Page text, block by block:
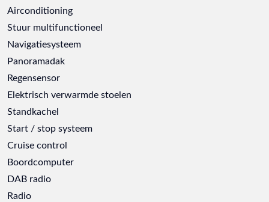
Airconditioning
Stuur multifunctioneel
Navigatiesysteem
Panoramadak
Regensensor
Elektrisch verwarmde stoelen
Standkachel
Start / stop systeem
Cruise control
Boordcomputer
DAB radio
Radio